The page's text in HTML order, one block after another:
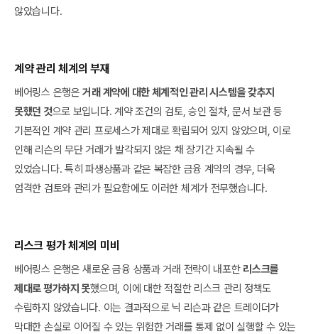
않았습니다.
계약 관리 체계의 부재
베어링스 은행은거래 계약에 대한 체계적인 관리 시스템을 갖추지
못했던 것으로 보입니다. 계약 조건의 검토, 승인 절차, 문서 보관 등
기본적인 계약 관리 프로세스가 제대로 확립되어 있지 않았으며, 이로
인해 리슨의 무단 거래가 발각되지 않은 채 장기간 지속될 수
있었습니다. 특히 파생상품과 같은 복잡한 금융 계약의 경우, 더욱
엄격한 검토와 관리가 필요함에도 이러한 체계가 전무했습니다.
리스크 평가 체계의 미비
베어링스 은행은 새로운 금융 상품과 거래 전략이 내포한 리스크를
제대로 평가하지 못했으며, 이에 대한 적절한 리스크 관리 정책도
수립하지 않았습니다. 이는 결과적으로 닉 리슨과 같은 트레이더가
막대한 손실로 이어질 수 있는 위험한 거래를 통제 없이 실행할 수 있는